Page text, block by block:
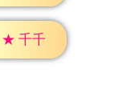
★ 千千